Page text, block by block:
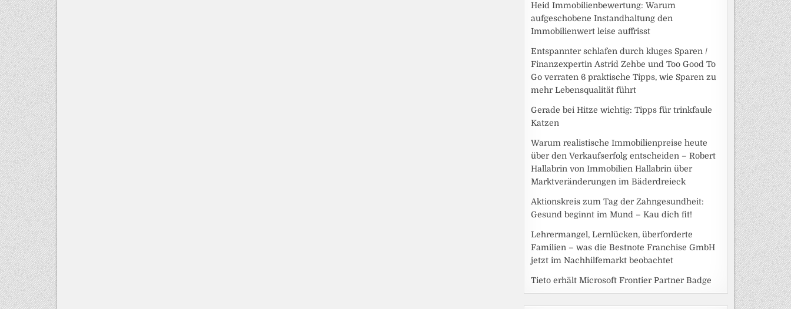
Heid Immobilienbewertung: Warum
aufgeschobene Instandhaltung den
Immobilienwert leise auffrisst
Entspannter schlafen durch kluges Sparen /
Finanzexpertin Astrid Zehbe und Too Good To
Go verraten 6 praktische Tipps, wie Sparen zu
mehr Lebensqualität führt
Gerade bei Hitze wichtig: Tipps für trinkfaule
Katzen
Warum realistische Immobilienpreise heute
über den Verkaufserfolg entscheiden – Robert
Hallabrin von Immobilien Hallabrin über
Marktveränderungen im Bäderdreieck
Aktionskreis zum Tag der Zahngesundheit:
Gesund beginnt im Mund – Kau dich fit!
Lehrermangel, Lernlücken, überforderte
Familien – was die Bestnote Franchise GmbH
jetzt im Nachhilfemarkt beobachtet
Tieto erhält Microsoft Frontier Partner Badge